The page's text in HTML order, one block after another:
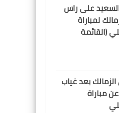
السعيد على راس
لمباراة
(القائمة
بعد غياب
عن مباراة
الفترة